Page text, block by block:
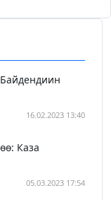
16.02.2023 13:40
Каза
05.03.2023 17:54